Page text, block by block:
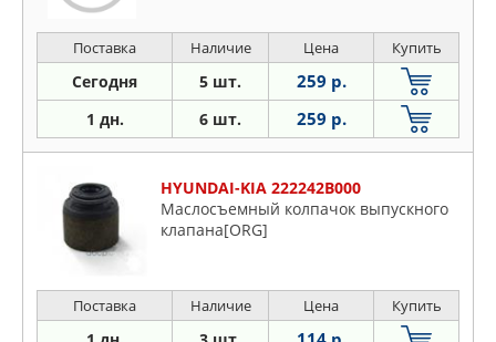
Поставка Наличие Цена Купить
Сегодня 5 шт. 259 р.
1 дн. 6 шт. 259 р.
HYUNDAI-KIA 222242B000
Маслосъемный колпачок выпускного
клапана[ORG]
Поставка Наличие Цена Купить